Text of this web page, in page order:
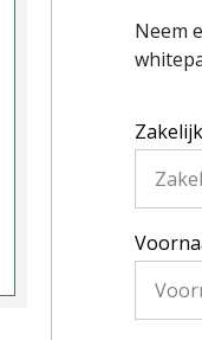
Neem